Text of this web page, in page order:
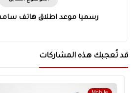
رسميا موعد اطلاق هاتف
قد تُعجبك هذه المشاركات